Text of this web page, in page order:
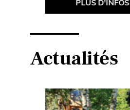
PLUS D'INFOS
Actualités